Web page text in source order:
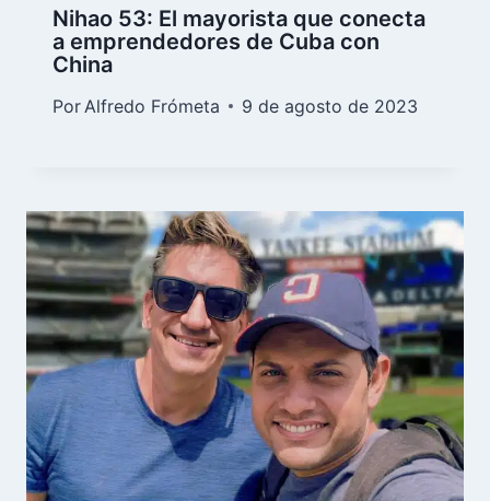
Nihao 53: El mayorista que conecta
a emprendedores de Cuba con
China
Por Alfredo Frómeta 9 de agosto de 2023